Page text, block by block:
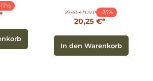
27,00 €*UVP -25%
20,25 €*
In den Warenkorb